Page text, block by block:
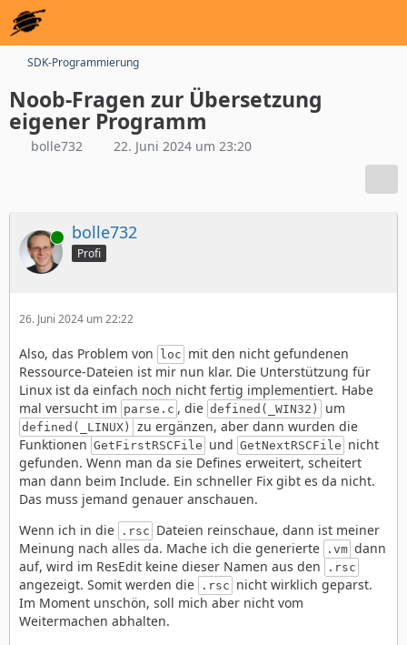
SDK-Programmierung
Noob-Fragen zur Übersetzung
eigener Programm
bolle732 22. Juni 2024 um 23:20
Online bolle732
Profi
26. Juni 2024 um 22:22
Also, das Problem von loc mit den nicht gefundenen
Ressource-Dateien ist mir nun klar. Die Unterstützung für
Linux ist da einfach noch nicht fertig implementiert. Habe
mal versucht im parse.c , die defined(_WIN32) um
defined(_LINUX)
zu ergänzen, aber dann wurden die
Funktionen GetFirstRSCFile und GetNextRSCFile nicht
gefunden. Wenn man da sie Defines erweitert, scheitert
man dann beim Include. Ein schneller Fix gibt es da nicht.
Das muss jemand genauer anschauen.
Wenn ich in die
.rsc Dateien reinschaue, dann ist meiner
Meinung nach alles da. Mache ich die generierte
.vm dann
auf, wird im ResEdit keine dieser Namen aus den
.rsc
angezeigt. Somit werden die .rsc nicht wirklich geparst.
Im Moment unschön, soll mich aber nicht vom
Weitermachen abhalten.